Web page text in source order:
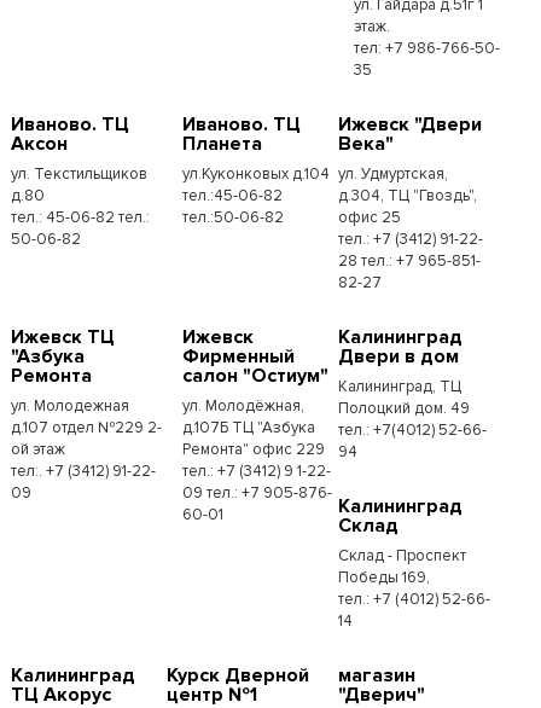
ул. Гайдара д.51г 1
этаж.
тел: +7 986-766-50-
35
Иваново. ТЦ
Аксон
ул. Текстильщиков
д.80
тел.: 45-06-82 тел.:
50-06-82
Иваново. ТЦ
Планета
ул.Куконковых д.104
тел.:45-06-82
тел.:50-06-82
Ижевск "Двери
Века"
ул. Удмуртская,
д.304, ТЦ "Гвоздь",
офис 25
тел.: +7 (3412) 91-22-
28 тел.: +7 965-851-
82-27
Ижевск ТЦ
"Азбука
Ремонта
ул. Молодежная
д.107 отдел №229 2-
ой этаж
тел:. +7 (3412) 91-22-
09
Ижевск
Фирменный
салон "Остиум"
ул. Молодёжная,
д.107Б ТЦ "Азбука
Ремонта" офис 229
тел.: +7 (3412) 9 1-22-
09 тел.: +7 905-876-
60-01
Калининград
Двери в дом
Калининград, ТЦ
Полоцкий дом. 49
тел.: +7(4012) 52-66-
94
Калининград
Склад
Склад - Проспект
Победы 169,
тел.:​ +7 (4012) 52-66-
14
Калининград
ТЦ Акорус
Курск Дверной
центр №1
магазин
"Дверич"